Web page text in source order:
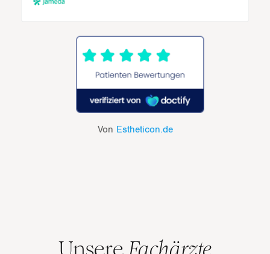
Von Estheticon.de